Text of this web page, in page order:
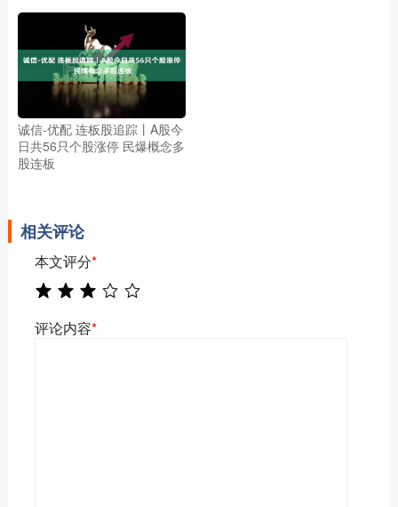
诚信-优配 连板股追踪丨A股今
日共56只个股涨停 民爆概念多
股连板
相关评论
本文评分*
评论内容*